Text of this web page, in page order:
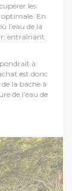
les
optimale. En
l’eau de la
entraînant
à
est donc
la bâche à
de l’eau de